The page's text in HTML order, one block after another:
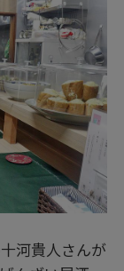
河貴人さんが